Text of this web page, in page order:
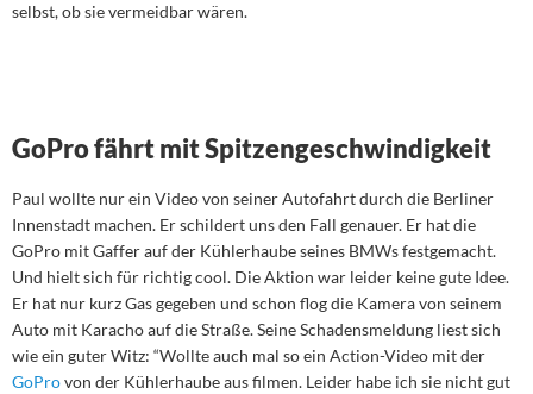
selbst, ob sie vermeidbar wären.
GoPro fährt mit Spitzengeschwindigkeit
Paul wollte nur ein Video von seiner Autofahrt durch die Berliner
Innenstadt machen. Er schildert uns den Fall genauer. Er hat die
GoPro mit Gaffer auf der Kühlerhaube seines BMWs festgemacht.
Und hielt sich für richtig cool. Die Aktion war leider keine gute Idee.
Er hat nur kurz Gas gegeben und schon flog die Kamera von seinem
Auto mit Karacho auf die Straße. Seine Schadensmeldung liest sich
wie ein guter Witz: “Wollte auch mal so ein Action-Video mit der
GoProvon der Kühlerhaube aus filmen. Leider habe ich sie nicht gut